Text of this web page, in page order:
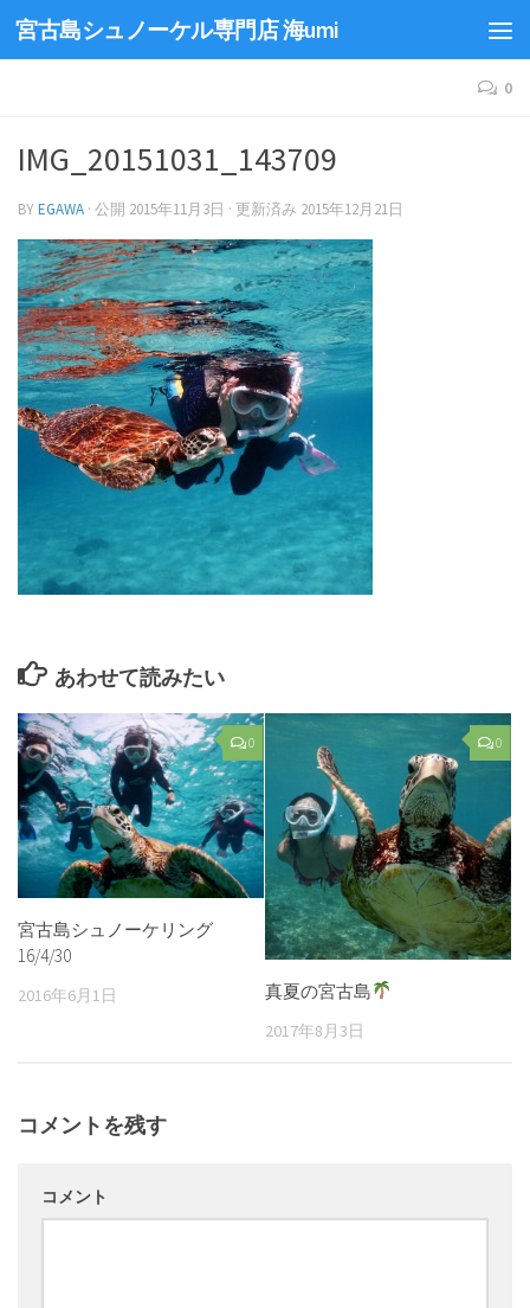
宮古島シュノーケル専門店 海umi
0
IMG_20151031_143709
BYEGAWA · 公開 2015年11月3日 · 更新済み 2015年12月21日
あわせて読みたい
0
宮古島シュノーケリング
16/4/30
2016年6月1日
0
真夏の宮古島
2017年8月3日
コメントを残す
コメント